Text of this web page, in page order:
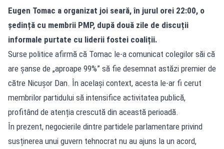
Eugen Tomac a organizat joi seară, în jurul orei 22:00, o
ședință cu membrii PMP, după două zile de discuții
informale purtate cu liderii fostei coaliții.
Surse politice afirmă că Tomac le-a comunicat colegilor săi că
are șanse de „aproape 99%” să fie desemnat astăzi premier de
către Nicușor Dan. În același context, acesta le-ar fi cerut
membrilor partidului să intensifice activitatea publică,
profitând de atenția crescută din această perioadă.
În prezent, negocierile dintre partidele parlamentare privind
susținerea unui guvern tehnocrat nu au ajuns la un acord,